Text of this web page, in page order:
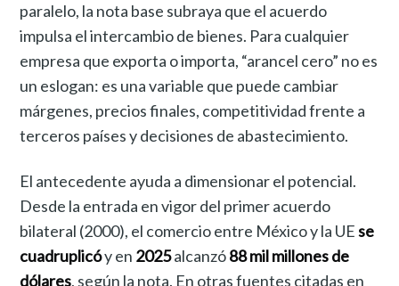
paralelo, la nota base subraya que el acuerdo
impulsa el intercambio de bienes. Para cualquier
empresa que exporta o importa, “arancel cero” no es
un eslogan: es una variable que puede cambiar
márgenes, precios finales, competitividad frente a
terceros países y decisiones de abastecimiento.
El antecedente ayuda a dimensionar el potencial.
Desde la entrada en vigor del primer acuerdo
bilateral (2000), el comercio entre México y la UEse
cuadruplicóy en 2025alcanzó88 mil millones de
dólares, según la nota. En otras fuentes citadas en